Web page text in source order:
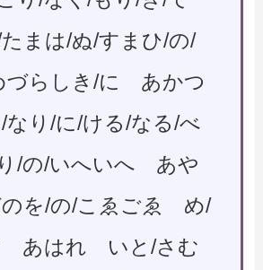
まは/ぬ/すまひ/の/
づらしき/に あかつ
なり/に/ける/なる/べ
/の/いへいへ あや
のを/の/こゑごゑ め/
あはれ いと/さむ